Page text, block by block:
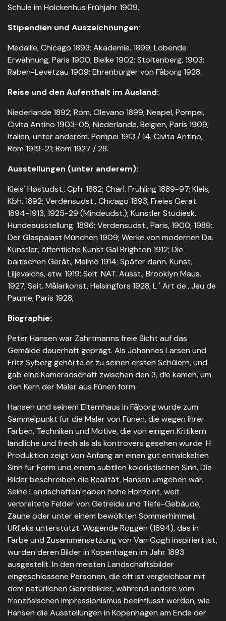
Schule im Holckenhus Frühjahr 1909.
Stipendien und Auszeichnungen:
Medaille, Chicago 1893; Akademie. 1899; Lobende
Erwähnung, Paris 1900; Bielke 1902; Stoltenberg, 1903;
Raben-Levetzau 1909; Ehrenbürger von Fåborg 1928.
Reise und den Aufenthalt im Ausland:
Niederlande 1892; Rom, Olevano 1899; Neapel, Pompei,
Civita Antino 1903-05; Niederlande, Belgien, Paris 1909;
Italien, unter anderem. Pompei 1913 / 14; Civita Antino,
Rom 1919-21; Rom 1927 / 28.
Ausstellungen (unter anderem):
Kleis' Høstudst., Cph. 1882; Charl. Frühling 1889-97; Kleis,
Kbh. 1892; Verdensudst., Chicago 1893; Freies Gerät.
1894-1913, 1925-29 (Mindeudst.); Künstler Studiesk.
Hundeausstellung. 1896; Verdensudst., Paris, 1900; 1989;
Der Glaspalast München 1909; Werke von modernen Da.
Künstler, öffentliche Kunst Gal Brighton 1912; Die
baltischen Gerät., Malmö 1914; Später dann. Kunst,
Liljevalchs, etw. 1919; Seit. NAT. Ausst., Brooklyn Maus.
1927; Seit. Målarkonst, Helsingfors 1928; L ' Art de., Jeu de
Paume, Paris 1928;
Biographie:
Peter Hansen war Zahrtmanns freie Sicht auf das
Gemälde dauerhaft geprägt. Als Johannes Larsen und
Fritz Syberg gehörte er zu seinen ersten Schülern, und
gab eine Kameradschaft zwischen den 3, die kamen, um
den Kern der Maler aus Fünen form.
Hansen und seinem Elternhaus in Fåborg wurde zum
Sammelpunkt für die Maler von Fünen, die wegen ihrer
Farben, Techniken und Motive, die von einigen Kritikern
ländliche und frech als als kontrovers gesehen wurde. H
Produktion zeigt von Anfang an einen gut entwickelten
Sinn für Form und einem subtilen koloristischen Sinn. Die
Bilder beschreiben die Realität, Hansen umgeben war.
Seine Landschaften haben hohe Horizont, weit
verbreitete Felder von Getreide und Tiefe-Gebäude,
Zäune oder unter einem bewölkten Sommerhimmel,
URf.eks unterstützt. Wogende Roggen (1894), das in
Farbe und Zusammensetzung von Van Gogh inspiriert ist,
wurden deren Bilder in Kopenhagen im Jahr 1893
ausgestellt. In den meisten Landschaftsbilder
eingeschlossene Personen, die oft ist vergleichbar mit
dem natürlichen Genrebilder, während andere vom
französischen Impressionismus beeinflusst werden, wie
Hansen die Ausstellungen in Kopenhagen am Ende der